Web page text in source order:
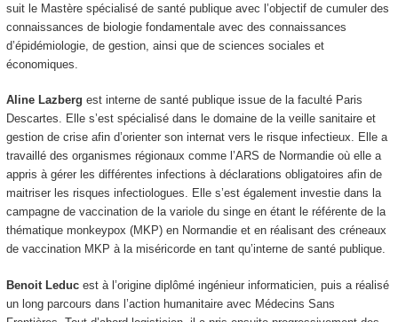
suit le Mastère spécialisé de santé publique avec l’objectif de cumuler des
connaissances de biologie fondamentale avec des connaissances
d’épidémiologie, de gestion, ainsi que de sciences sociales et
économiques.
Aline Lazberg est interne de santé publique issue de la faculté Paris
Descartes. Elle s’est spécialisé dans le domaine de la veille sanitaire et
gestion de crise afin d’orienter son internat vers le risque infectieux. Elle a
travaillé des organismes régionaux comme l’ARS de Normandie où elle a
appris à gérer les différentes infections à déclarations obligatoires afin de
maitriser les risques infectiologues. Elle s’est également investie dans la
campagne de vaccination de la variole du singe en étant le référente de la
thématique monkeypox (MKP) en Normandie et en réalisant des créneaux
de vaccination MKP à la miséricorde en tant qu’interne de santé publique.
Benoit Leducest à l’origine diplômé ingénieur informaticien, puis a réalisé
un long parcours dans l’action humanitaire avec Médecins Sans